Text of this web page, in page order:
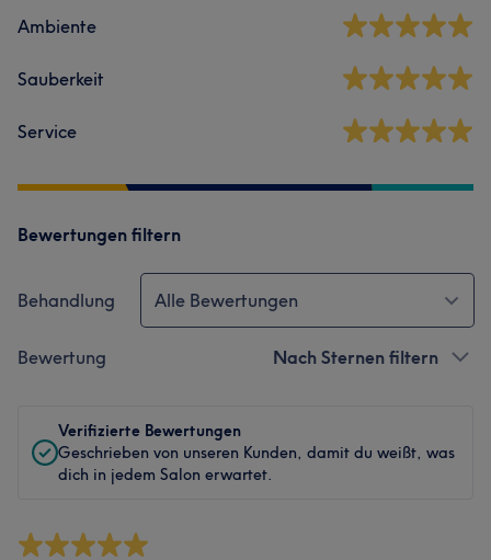
Ambiente
Sauberkeit
Service
Bewertungen filtern
Behandlung Alle Bewertungen
Bewertung Nach Sternen filtern
Verifizierte Bewertungen
Geschrieben von unseren Kunden, damit du weißt, was
dich in jedem Salon erwartet.